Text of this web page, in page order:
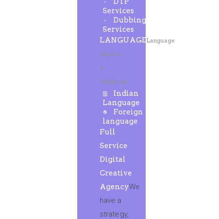
Services
Dubbing
Services
LANGUAGELanguage
Services
&
Solutions
Indian
Language
Foreign
language
Full
Service
Digital
Creative
AgencyWe
have a
strategy,